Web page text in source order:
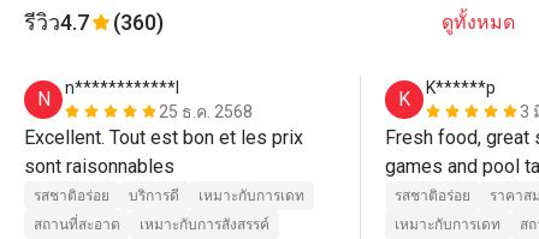
รีวิว4.7 (360) ดูทั้งหมด
N
n************l
25 ธ.ค. 2568
Excellent. Tout est bon et les prix
รสชาติอร่อย บริการดี
เหมาะกับการเดท
สถานที่สะอาด
เหมาะกับการสังสรรค์
K
K******p
3
Fresh food, great
รสชาติอร่อย
ราคาส
เหมาะกับการเดท
ส